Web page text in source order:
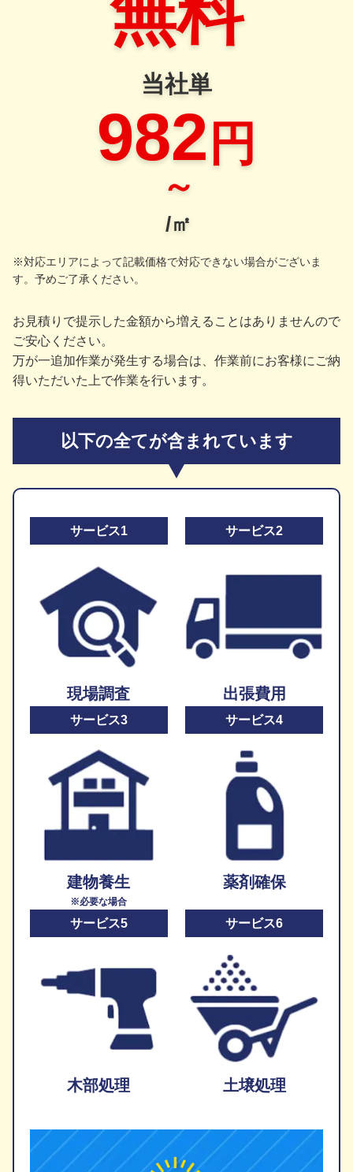
当社単
982 円
～
/㎡
※対応エリアによって記載価格で対応できない場合がございま
す。予めご了承ください。
お見積りで提示した金額から増えることはありませんので
ご安心ください。
万が一追加作業が発生する場合は、作業前にお客様にご納
得いただいた上で作業を行います。
以下の全てが含まれています
サービス1
現場調査
サービス2
出張費用
サービス3
建物養生
※必要な場合
サービス4
薬剤確保
サービス5
木部処理
サービス6
土壌処理